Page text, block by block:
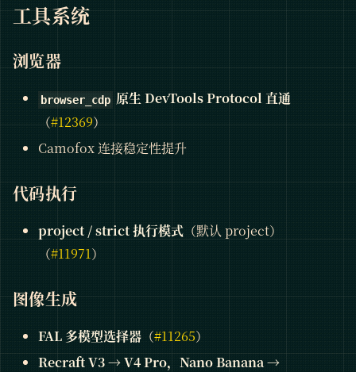
工具系统
浏览器
browser_cdp 原生 DevTools Protocol 直通
（#12369）
Camofox 连接稳定性提升
代码执行
project / strict 执行模式 （默认 project）
（#11971）
图像生成
FAL 多模型选择器 （#11265）
Recraft V3 → V4 Pro，Nano Banana →